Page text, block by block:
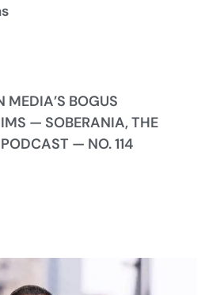
MEDIA’S BOGUS
— SOBERANIA, THE
— NO. 114